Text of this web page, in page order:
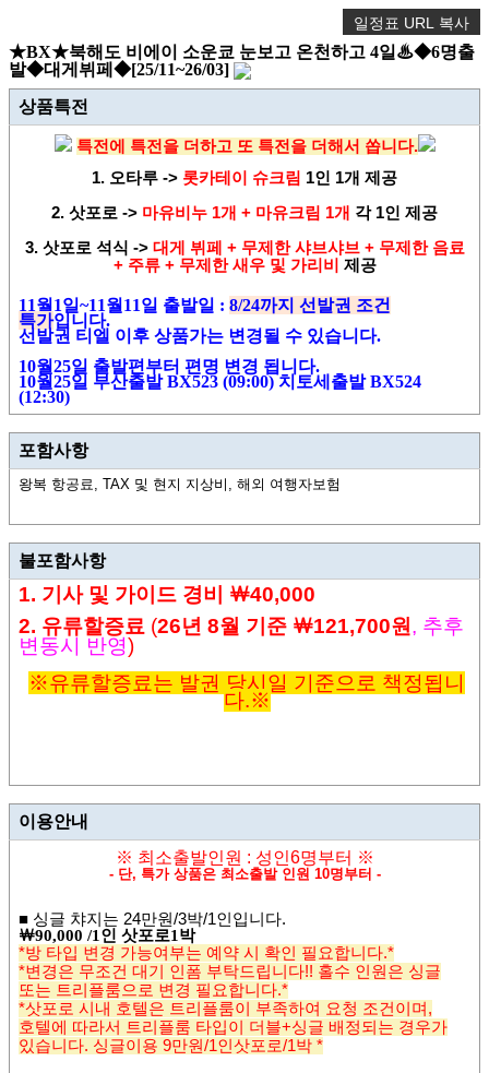
일정표 URL 복사
★BX★북해도 비에이 소운쿄 눈보고 온천하고 4일♨◆6명출
발◆대게뷔페◆[25/11~26/03]
상품특전
특전에 특전을 더하고 또 특전을 더해서 쏩니다.
1. 오타루 -> 롯카테이 슈크림 1인 1개 제공
2. 삿포로 -> 마유비누 1개 + 마유크림 1개 각 1인 제공
3. 삿포로 석식 -> 대게 뷔페 + 무제한 샤브샤브 + 무제한 음료
+ 주류 + 무제한 새우 및 가리비 제공
11월 1일~11월 11일 출발일 : 8/24까지 선발권 조건
특가입니다.
선발권 티엘 이후 상품가는 변경될 수 있습니다.
10월25일 출발편부터 편명 변경 됩니다.
10월25일 부산출발 BX523 (09:00) 치토세출발 BX524
(12:30)
포함사항
왕복 항공료, TAX 및 현지 지상비, 해외 여행자보험
불포함사항
1. 기사 및 가이드 경비 ￦40,000
2. 유류할증료 (26년 8월 기준 ￦121,700원 , 추후
변동시 반영)
※유류할증료는 발권 당시일 기준으로 책정됩니
다.※
이용안내
※ 최소출발인원 : 성인6명부터 ※
- 단, 특가 상품은 최소출발 인원 10명부터 -
■ 싱글 챠지는 24만원/3박/1인입니다.
￦90,000 /1 인 삿포로1 박
*방 타입 변경 가능여부는 예약 시 확인 필요합니다.*
*변경은 무조건 대기 인폼 부탁드립니다!! 홀수 인원은 싱글
또는 트리플룸으로 변경 필요합니다.*
*삿포로 시내 호텔은 트리플룸이 부족하여 요청 조건이며,
호텔에 따라서 트리플룸 타입이 더블+싱글 배정되는 경우가
있습니다. 싱글이용 9만원/1인삿포로/1박 *